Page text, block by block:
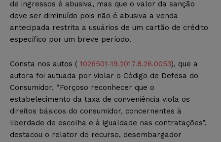
de ingressos é abusiva, mas que o valor da sanção
deve ser diminuído pois não é abusiva a venda
antecipada restrita a usuários de um cartão de crédito
específico por um breve período.
Consta nos autos ( 1026501-19.2017.8.26.0053), que a
autora foi autuada por violar o Código de Defesa do
Consumidor. “Forçoso reconhecer que o
estabelecimento da taxa de conveniência viola os
direitos básicos do consumidor, concernentes à
liberdade de escolha e à igualdade nas contratações”,
destacou o relator do recurso, desembargador